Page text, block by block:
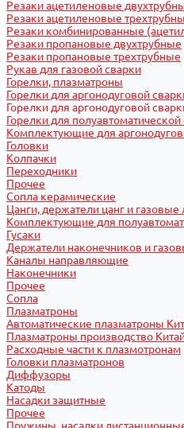
Резаки ацетиленовые
Резаки ацетиленовые
Резаки комбинированные
Резаки пропановые двухтрубные
Резаки пропановые трехтрубные
Рукав для газовой сварки
Горелки, плазматроны
Горелки для аргонодуговой
Горелки для аргонодуговой
Горелки для полуавтоматической
Комплектующие для
Головки
Колпачки
Переходники
Прочее
Сопла керамические
Цанги, держатели цанг и газовые
Комплектующие для
Гусаки
Держатели наконечников и
Каналы направляющие
Наконечники
Прочее
Сопла
Плазматроны
Автоматические плазматроны
Плазматроны производство
Расходные части к плазмотронам
Головки плазматронов
Диффузоры
Катоды
Насадки защитные
Прочее